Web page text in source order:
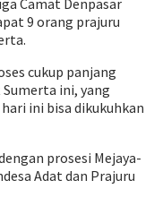
Camat Denpasar
9 orang prajuru
cukup panjang
ini, yang
ini bisa dikukuhkan
prosesi Mejaya-
Adat dan Prajuru